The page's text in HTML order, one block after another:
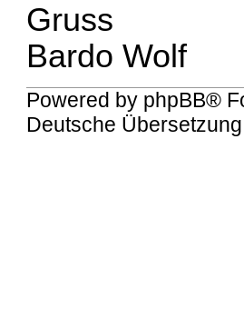
Gruss
Bardo Wolf
Powered by phpBB®
Deutsche